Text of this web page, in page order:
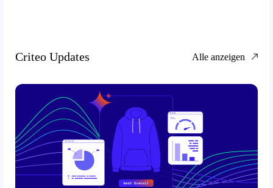
Criteo Updates Alle anzeigen